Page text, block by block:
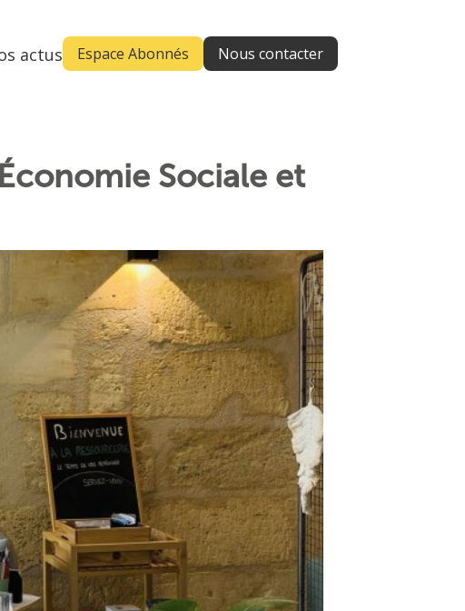
actus Espace Abonnés Nous contacter
Sociale et